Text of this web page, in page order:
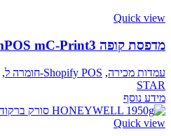
Quick view
מדפסת קופה Star mPOS mC-Print3
עמדות מכירה, Shopify POS-חומרה ל ,
STAR
מידע נוסף
Quick view